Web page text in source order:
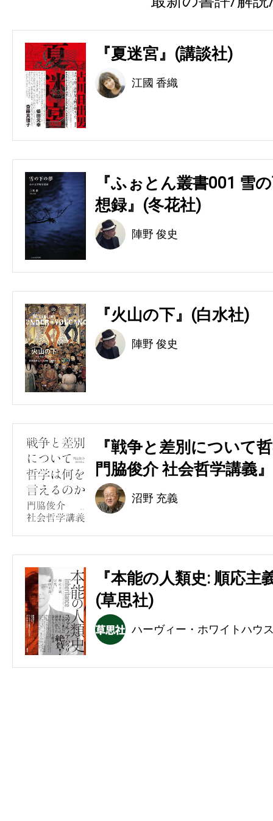
『夏迷宮』(講談社)
江國 香織
『ふぉとん叢書001 雪
想録』(冬花社)
陣野 俊史
『火山の下』(白水社)
陣野 俊史
『戦争と差別について
門脇俊介 社会哲学講義
沼野 充義
『本能の人類史: 順応
(草思社)
ハーヴィー・ホワイトハウ